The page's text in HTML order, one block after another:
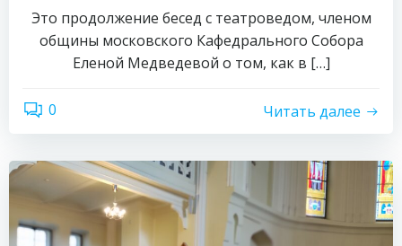
Это продолжение бесед с театроведом, членом
общины московского Кафедрального Собора
Еленой Медведевой о том, как в […]
0 Читать далее